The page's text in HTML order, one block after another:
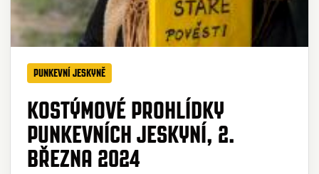
PUNKEVNÍ JESKYNĚ
KOSTÝMOVÉ PROHLÍDKY
PUNKEVNÍCH JESKYNÍ, 2.
BŘEZNA 2024